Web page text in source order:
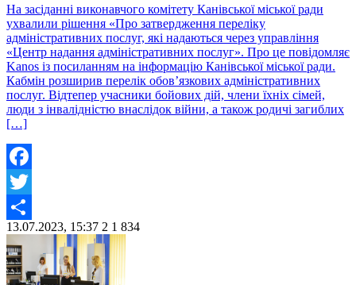
На засіданні виконавчого комітету Канівської міської ради
ухвалили рішення «Про затвердження переліку
адміністративних послуг, які надаються через управління
«Центр надання адміністративних послуг». Про це повідомляє
Kanos із посиланням на інформацію Канівської міської ради.
Кабмін розширив перелік обов’язкових адміністративних
послуг. Відтепер учасники бойових дій, члени їхніх сімей,
люди з інвалідністю внаслідок війни, а також родичі загиблих
[…]
Facebook
Twitter
Share
13.07.2023, 15:37 2 1 834